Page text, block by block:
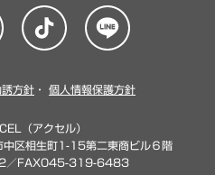
誘方針 ・ 個人情報保護方針
（アクセル）
区相生町1-15第二東商ビル６階
／FAX045-319-6483